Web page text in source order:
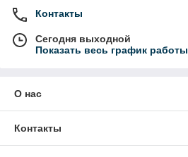
Контакты
Сегодня выходной
Показать весь график работы
О нас
Контакты